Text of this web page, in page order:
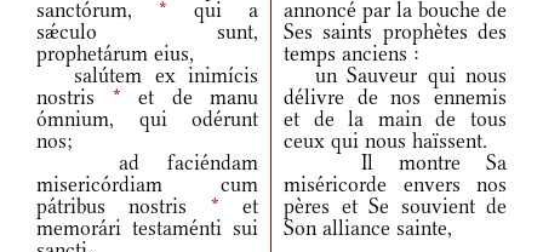
sanctórum, * qui a
sǽculo sunt,
prophetárum eius,
annoncé par la bouche de
Ses saints prophètes des
temps anciens :
salútem ex inimícis
nostris * et de manu
ómnium, qui odérunt
nos;
un Sauveur qui nous
délivre de nos ennemis
et de la main de tous
ceux qui nous haïssent.
ad faciéndam
misericórdiam cum
pátribus nostris * et
memorári testaménti sui
Il montre Sa
miséricorde envers nos
pères et Se souvient de
Son alliance sainte,